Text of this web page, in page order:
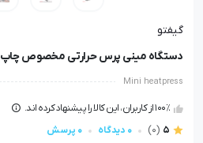
گیفتو
دستگاه مینی پرس حرارتی مخصوص چاپ DTF
Mini heatpress
100٪ از کاربران، این کالا را پیشنهاد کرده اند.
5
(0) 0 دیدگاه 0 پرسش